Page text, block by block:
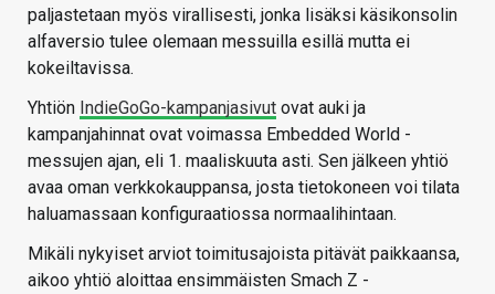
paljastetaan myös virallisesti, jonka lisäksi käsikonsolin
alfaversio tulee olemaan messuilla esillä mutta ei
kokeiltavissa.
Yhtiön IndieGoGo-kampanjasivut ovat auki ja
kampanjahinnat ovat voimassa Embedded World -
messujen ajan, eli 1. maaliskuuta asti. Sen jälkeen yhtiö
avaa oman verkkokauppansa, josta tietokoneen voi tilata
haluamassaan konfiguraatiossa normaalihintaan.
Mikäli nykyiset arviot toimitusajoista pitävät paikkaansa,
aikoo yhtiö aloittaa ensimmäisten Smach Z -